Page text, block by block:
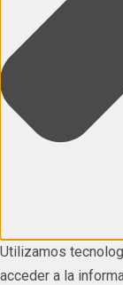
Utilizamos
acceder a la